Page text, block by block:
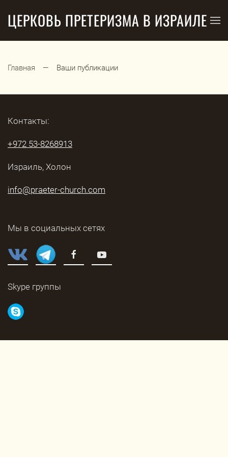
Перейти к содержимому
ЦЕРКОВЬ ПРЕТЕРИЗМА В ИЗРАИЛЕ
Главная Ваши публикации
Контакты:
+972 53-8268913
Израиль, Холон
info@praeter-church.com
Мы в социальных сетях
Skype группы